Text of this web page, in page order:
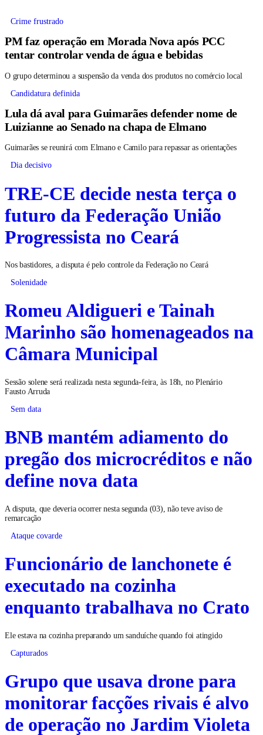
Crime frustrado
PM faz operação em Morada Nova após PCC
tentar controlar venda de água e bebidas
O grupo determinou a suspensão da venda dos produtos no comércio local
Candidatura definida
Lula dá aval para Guimarães defender nome de
Luizianne ao Senado na chapa de Elmano
Guimarães se reunirá com Elmano e Camilo para repassar as orientações
Dia decisivo
TRE-CE decide nesta terça o
futuro da Federação União
Progressista no Ceará
Nos bastidores, a disputa é pelo controle da Federação no Ceará
Solenidade
Romeu Aldigueri e Tainah
Marinho são homenageados na
Câmara Municipal
Sessão solene será realizada nesta segunda-feira, às 18h, no Plenário
Fausto Arruda
Sem data
BNB mantém adiamento do
pregão dos microcréditos e não
define nova data
A disputa, que deveria ocorrer nesta segunda (03), não teve aviso de
remarcação
Ataque covarde
Funcionário de lanchonete é
executado na cozinha
enquanto trabalhava no Crato
Ele estava na cozinha preparando um sanduíche quando foi atingido
Capturados
Grupo que usava drone para
monitorar facções rivais é alvo
de operação no Jardim Violeta